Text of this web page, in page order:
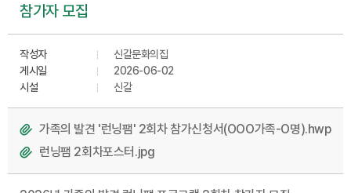
참가자 모집
작성자
신갈문화의집
게시일
2026-06-02
시설
신갈
가족의 발견 '런닝팸' 2회차 참가신청서(OOO가족-O명).hwp
런닝팸 2회차포스터.jpg